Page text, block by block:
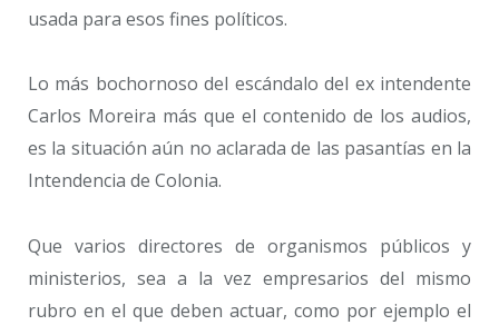
usada para esos fines políticos.
Lo más bochornoso del escándalo del ex intendente
Carlos Moreira más que el contenido de los audios,
es la situación aún no aclarada de las pasantías en la
Intendencia de Colonia.
Que varios directores de organismos públicos y
ministerios, sea a la vez empresarios del mismo
rubro en el que deben actuar, como por ejemplo el